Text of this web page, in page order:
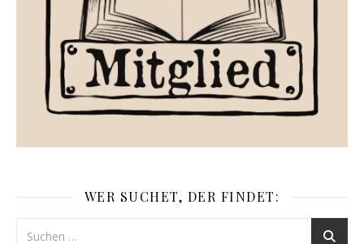
WER SUCHET, DER FINDET: